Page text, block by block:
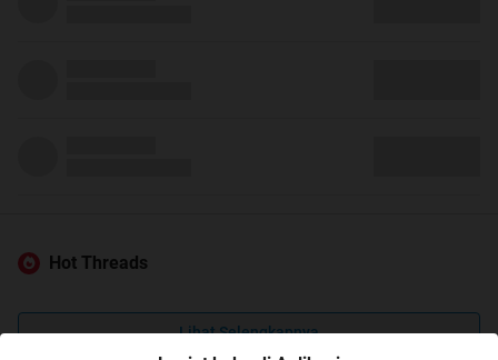
Hot Threads
Lihat Selengkapnya